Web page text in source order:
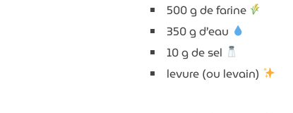
500 g de farine
350 g d’eau
10 g de sel
levure (ou levain)